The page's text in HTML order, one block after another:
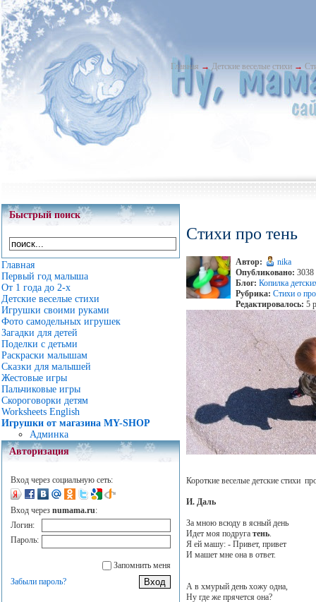
Главная → Детские веселые стихи →
Быстрый поиск
Главная
Первый год малыша
От 1 года до 2-х
Детские веселые стихи
Игрушки своими руками
Фото самодельных игрушек
Загадки для детей
Поделки с детьми
Раскраски малышам
Сказки для малышей
Жестовые игры
Пальчиковые игры
Скороговорки детям
Worksheets English
Игрушки от магазина MY-SHOP
Админка
Авторизация
Вход через социальную сеть:
Вход через numama.ru:
Логин:
Пароль:
Запомнить меня
Забыли пароль?
Cтихи про тень
Автор:
nika
Опубликовано: 3038
Блог: Копилка
Рубрика: Стихи о
Редактировалось: 5
Короткие веселые детские стихи
И. Даль
За мною всюду в ясный день
Идет моя подруга тень.
Я ей машу: - Привет, привет
И машет мне она в ответ.
А в хмурый день хожу одна,
Ну где же прячется она?